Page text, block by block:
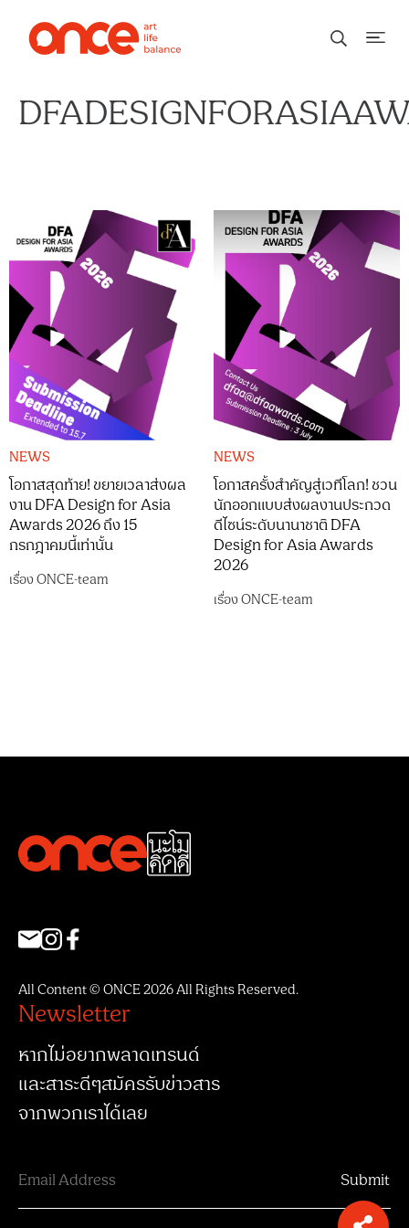
NEWS
โอกาสสุดท้าย! ขยายเวลาส่งผล
งาน DFA Design for Asia
Awards 2026 ถึง 15
กรกฎาคมนี้เท่านั้น
เรื่องONCE-team
NEWS
โอกาสครั้งสำคัญสู่เวทีโลก! ชวน
นักออกแบบส่งผลงานประกวด
ดีไซน์ระดับนานาชาติ DFA
Design for Asia Awards
2026
เรื่องONCE-team
All Content © ONCE 2026 All Rights Reserved.
Newsletter
หากไม่อยากพลาดเทรนด์
และสาระดีๆสมัครรับข่าวสาร
จากพวกเราได้เลย